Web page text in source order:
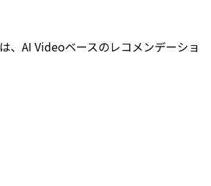
、AI Videoベースのレコメンデーショ